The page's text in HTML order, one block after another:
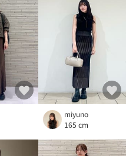
miyuno
165 cm